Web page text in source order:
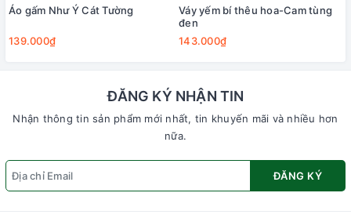
Áo gấm Như Ý Cát Tường
139.000₫
Váy yếm bí thêu hoa-Cam tùng
đen
143.000₫
ĐĂNG KÝ NHẬN TIN
Nhận thông tin sản phẩm mới nhất, tin khuyến mãi và nhiều hơn
nữa.
ĐĂNG KÝ